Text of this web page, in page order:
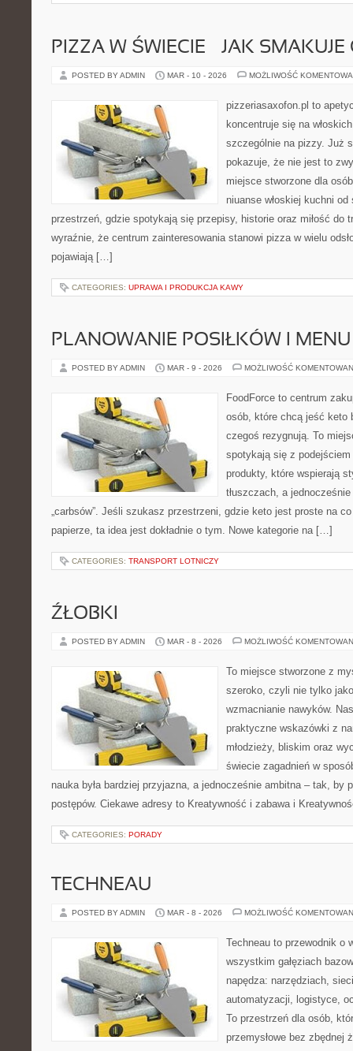
PIZZA W ŚWIECIE – JAK SMAKUJE
POSTED BY ADMIN MAR - 10 - 2026 MOŻLIWOŚĆ
pizzeriasaxofon.pl to
koncentruje się na
szczególnie na pizzy. Już
pokazuje, że nie jest to
miejsce stworzone dla
niuanse włoskiej kuchni
przestrzeń, gdzie spotykają się przepisy, historie oraz miłość do
wyraźnie, że centrum zainteresowania stanowi pizza w wielu
pojawiają […]
CATEGORIES: UPRAWA I PRODUKCJA KAWY
PLANOWANIE POSIŁKÓW I MENU
POSTED BY ADMIN MAR - 9 - 2026 MOŻLIWOŚĆ
FoodForce to centrum
osób, które chcą jeść keto
czegoś rezygnują. To
spotykają się z
produkty, które wspierają
tłuszczach, a
„carbsów”. Jeśli szukasz przestrzeni, gdzie keto jest proste na
papierze, ta idea jest dokładnie o tym. Nowe kategorie na […]
CATEGORIES: TRANSPORT LOTNICZY
ŹŁOBKI
POSTED BY ADMIN MAR - 8 - 2026 MOŻLIWOŚĆ
To miejsce stworzone z
szeroko, czyli nie tylko
wzmacnianie nawyków.
praktyczne wskazówki z
młodzieży, bliskim oraz
świecie zagadnień w
nauka była bardziej przyjazna, a jednocześnie ambitna – tak, by
postępów. Ciekawe adresy to Kreatywność i zabawa i
CATEGORIES: PORADY
TECHNEAU
POSTED BY ADMIN MAR - 8 - 2026 MOŻLIWOŚĆ
Techneau to przewodnik o
wszystkim gałęziach
napędza: narzędziach,
automatyzacji, logistyce,
To przestrzeń dla osób,
przemysłowe bez zbędnej